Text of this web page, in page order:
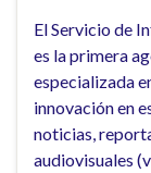
El Servicio de
es la primera
especializada
innovación en
noticias,
audiovisuales